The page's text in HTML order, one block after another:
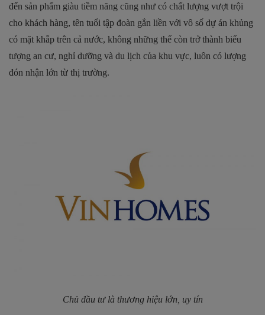
đến sản phẩm giàu tiềm năng cũng như có chất lượng vượt trội
cho khách hàng, tên tuổi tập đoàn gắn liền với vô số dự án khủng
có mặt khắp trên cả nước, không những thế còn trở thành biểu
tượng an cư, nghỉ dưỡng và du lịch của khu vực, luôn có lượng
đón nhận lớn từ thị trường.
Chủ đầu tư là thương hiệu lớn, uy tín